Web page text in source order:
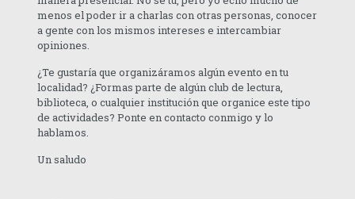
menos el poder ir a charlas con otras personas, conocer
a gente con los mismos intereses e intercambiar
opiniones.
¿Te gustaría que organizáramos algún evento en tu
localidad? ¿Formas parte de algún club de lectura,
biblioteca, o cualquier institución que organice este tipo
de actividades? Ponte en contacto conmigo y lo
hablamos.
Un saludo